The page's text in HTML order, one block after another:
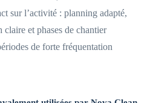
sur l’activité : planning adapté,
et phases de chantier
de forte fréquentation